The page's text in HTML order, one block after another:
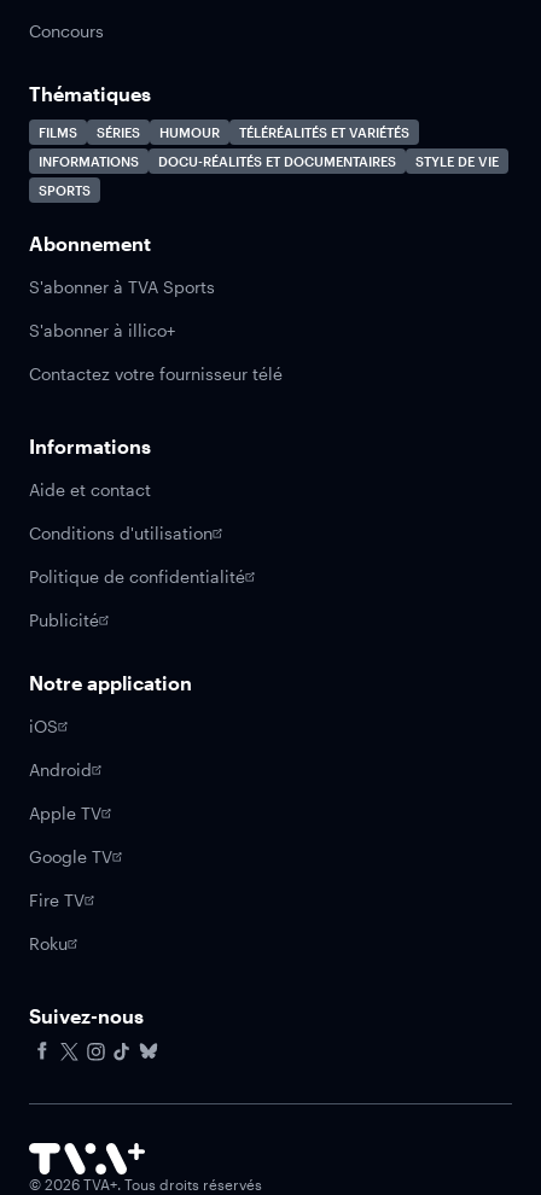
Concours
Thématiques
FILMS SÉRIES HUMOUR
TÉLÉRÉALITÉS ET VARIÉTÉS
INFORMATIONS
DOCU-RÉALITÉS ET DOCUMENTAIRES
STYLE DE VIE
SPORTS
Abonnement
S'abonner à TVA Sports
S'abonner à illico+
Contactez votre fournisseur télé
Informations
Aide et contact
Conditions d'utilisation
Politique de confidentialité
Publicité
Notre application
iOS
Android
Apple TV
Google TV
Fire TV
Roku
Suivez-nous
© 2026 TVA+. Tous droits réservés